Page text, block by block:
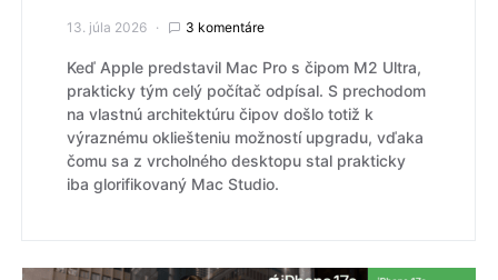
13. júla 2026 3 komentáre
Keď Apple predstavil Mac Pro s čipom M2 Ultra,
prakticky tým celý počítač odpísal. S prechodom
na vlastnú architektúru čipov došlo totiž k
výraznému okliešteniu možností upgradu, vďaka
čomu sa z vrcholného desktopu stal prakticky
iba glorifikovaný Mac Studio.